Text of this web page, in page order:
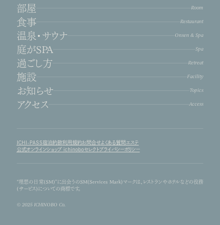
部屋 Room
食事 Restaurant
温泉・サウナ Onsen & Spa
庭がSPA Spa
過ごし方 Retreat
施設 Facility
お知らせ Topics
アクセス Access
ICHI-PASS宿泊約款利用規約お問合せよくある質問 エステ
公式オンラインショップ ichinoboセレクトプライバシーポリシー
“理想の日常(SM)”に出会うのSM(Services Mark)マークは、レストランやホテルなどの役務
(サービス)についての商標です。
© 2025 ICHINOBO Co.